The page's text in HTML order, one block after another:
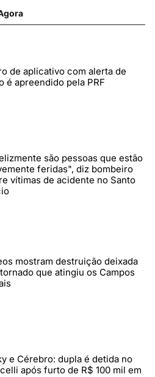
de aplicativo com alerta de
é apreendido pela PRF
são pessoas que estão
feridas", diz bombeiro
vítimas de acidente no Santo
mostram destruição deixada
que atingiu os Campos
e Cérebro: dupla é detida no
após furto de R$ 100 mil em